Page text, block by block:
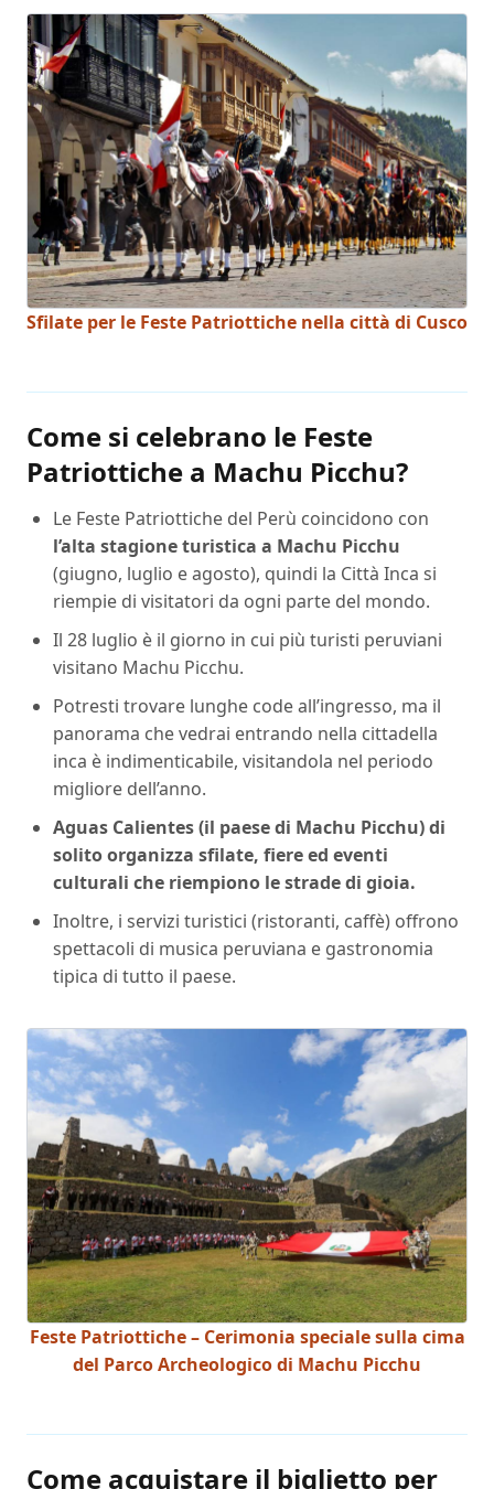
Sfilate per le Feste Patriottiche nella città di Cusco
Come si celebrano le Feste
Patriottiche a Machu Picchu?
Le Feste Patriottiche del Perù coincidono con
l’alta stagione turistica a Machu Picchu
(giugno, luglio e agosto), quindi la Città Inca si
riempie di visitatori da ogni parte del mondo.
Il 28 luglio è il giorno in cui più turisti peruviani
visitano Machu Picchu.
Potresti trovare lunghe code all’ingresso, ma il
panorama che vedrai entrando nella cittadella
inca è indimenticabile, visitandola nel periodo
migliore dell’anno.
Aguas Calientes (il paese di Machu Picchu) di
solito organizza sfilate, fiere ed eventi
culturali che riempiono le strade di gioia.
Inoltre, i servizi turistici (ristoranti, caffè) offrono
spettacoli di musica peruviana e gastronomia
tipica di tutto il paese.
Feste Patriottiche – Cerimonia speciale sulla cima
del Parco Archeologico di Machu Picchu
Come acquistare il biglietto per